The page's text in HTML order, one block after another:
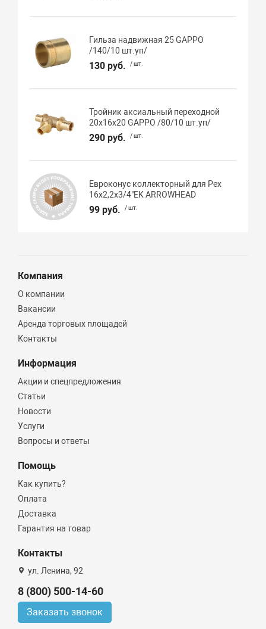
Гильза надвижная 25 GAPPO
/140/10 шт.уп/
130 руб. / шт.
Тройник аксиальный переходной
20х16х20 GAPPO /80/10 шт.уп/
290 руб. / шт.
Евроконус коллекторный для Pex
16х2,2х3/4"EK ARROWHEAD
99 руб. / шт.
Компания
О компании
Вакансии
Аренда торговых площадей
Контакты
Информация
Акции и спецпредложения
Статьи
Новости
Услуги
Вопросы и ответы
Помощь
Как купить?
Оплата
Доставка
Гарантия на товар
Контакты
ул. Ленина, 92
8 (800) 500-14-60
Заказать звонок